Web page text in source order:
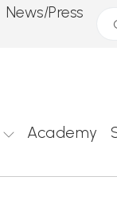
News/Press
Academy